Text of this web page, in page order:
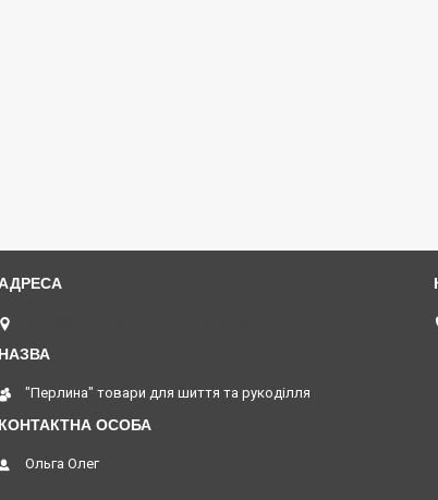
"Перлина" товари для шиття та рукоділля
Ольга Олег